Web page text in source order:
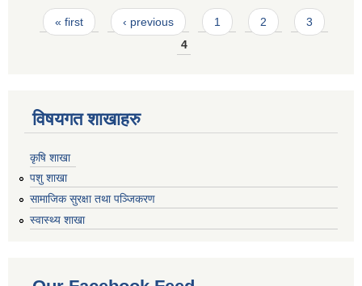
Pages
« first ‹ previous 1 2
3
4
विषयगत शाखाहरु
कृषि शाखा
पशु शाखा
सामाजिक सुरक्षा तथा पञ्जिकरण
स्वास्थ्य शाखा